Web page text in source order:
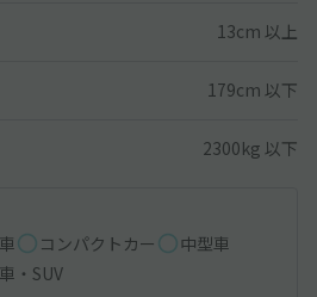
13cm 以上
179cm 以下
2300kg 以下
コンパクトカー
中型車
・SUV